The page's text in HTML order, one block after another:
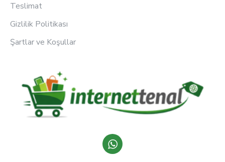
Teslimat
Gizlilik Politikası
Şartlar ve Koşullar